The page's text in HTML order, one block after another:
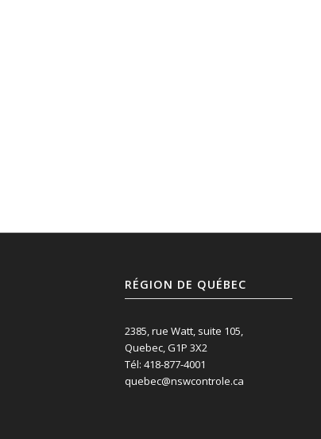
RÉGION DE QUÉBEC
2385, rue Watt, suite 105,
Quebec, G1P 3X2
Tél: 418-877-4001
quebec@nswcontrole.ca